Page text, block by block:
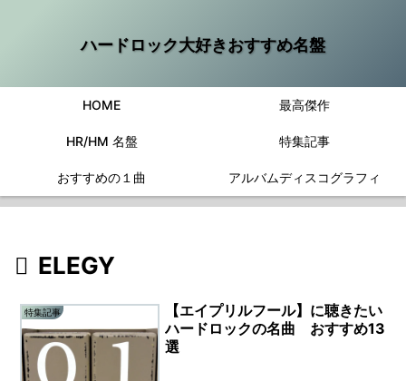
ハードロック大好きおすすめ名盤
HOME 最高傑作
HR/HM 名盤 特集記事
おすすめの１曲 アルバムディスコグラフィ
ELEGY
特集記事
【エイプリルフール】に聴きたい
ハードロックの名曲 おすすめ13
選